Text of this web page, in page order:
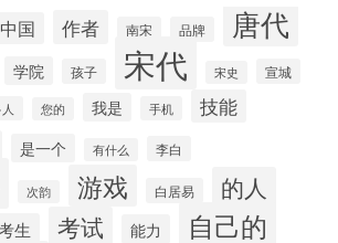
中国 作者 南宋 品牌 唐代
学院 孩子 宋代 宋史 宣城
您的 我是 手机 技能
是一个 有什么 李白
次韵 游戏 白居易 的人
生 考试 能力 自己的